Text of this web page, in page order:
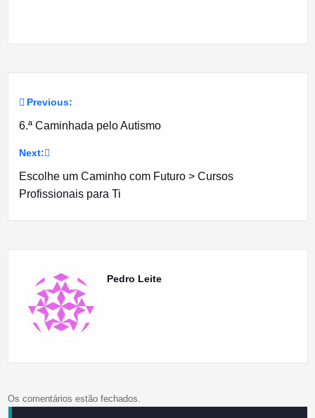
Navegação
artigos
Previous:
6.ª Caminhada pelo Autismo
Next:
Escolhe um Caminho com Futuro > Cursos
Profissionais para Ti
Pedro Leite
Os comentários estão fechados.